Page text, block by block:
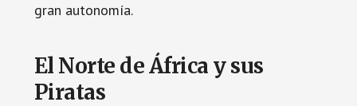
gran autonomía.
El Norte de África y sus
Piratas